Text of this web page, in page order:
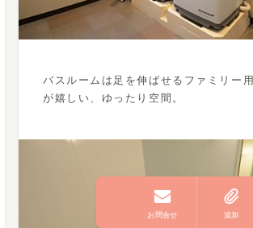
バスルームは足を伸ばせるファミリー
が嬉しい、ゆったり空間。
お問合せ 追加